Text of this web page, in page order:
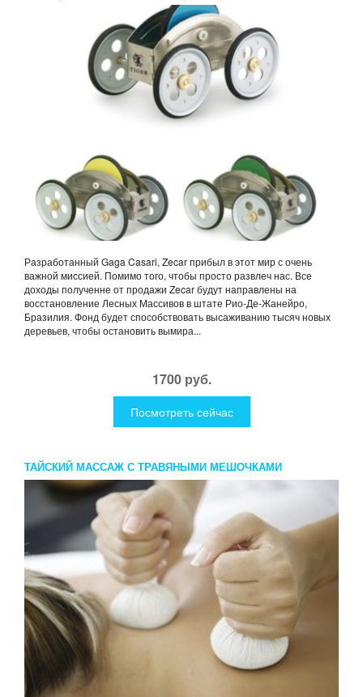
Разработанный Gaga Casari, Zecar прибыл в этот мир с очень
важной миссией. Помимо того, чтобы просто развлеч нас. Все
доходы полученне от продажи Zecar будут направлены на
восстановление Лесных Массивов в штате Рио-Де-Жанейро,
Бразилия. Фонд будет способствовать высаживанию тысяч новых
деревьев, чтобы остановить вымира...
1700 руб.
Посмотреть сейчас
ТАЙСКИЙ МАССАЖ С ТРАВЯНЫМИ МЕШОЧКАМИ